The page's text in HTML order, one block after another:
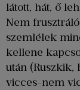
látott, hát, ő
Nem
szemlélek
kellene
után (Ruszkik,
vicces-nem